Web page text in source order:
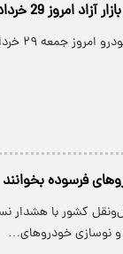
29 خرداد 1405
۲۹ خردادماه مشخص شد.
فرسوده بخوانند
کشور با هشدار
نوسازی خودروهای…